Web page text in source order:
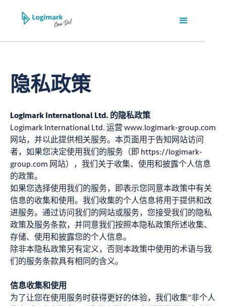
隐私政策
Logimark International Ltd. 的隐私政策
Logimark International Ltd. 运营 www.logimark-group.com
网站，并以此提供相关服务。本页面用于告知网站访问
者，如果您决定使用我们的服务（即 https://logimark-
group.com 网站），我们关于收集、使用和披露个人信息
的政策。
如果您选择使用我们的服务，即表示您同意本政策中有关
信息的收集和使用。我们收集的个人信息将用于提供和改
进服务。通过访问我们的网站或服务，您接受我们的隐私
政策及服务条款，并同意我们按照本隐私政策所述收集、
存储、使用和披露您的个人信息。
除非本隐私政策另有定义，否则本政策中使用的术语与我
们的服务条款具有相同的含义。
信息收集和使用
为了让您在使用服务时获得更好的体验，我们收集“非个人